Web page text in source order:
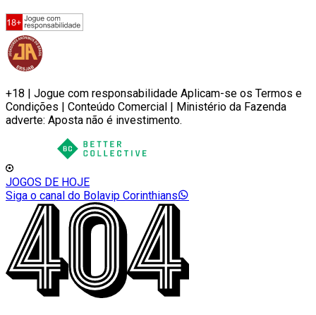
+18 | Jogue com responsabilidade Aplicam-se os Termos e
Condições | Conteúdo Comercial | Ministério da Fazenda
adverte: Aposta não é investimento.
JOGOS DE HOJE
Siga o canal do Bolavip Corinthians